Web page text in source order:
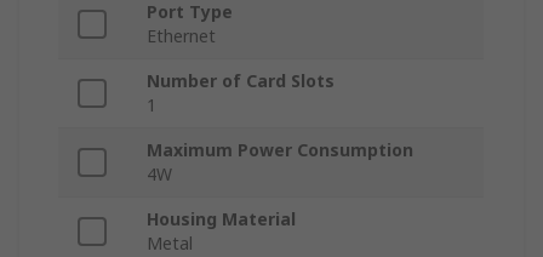
Port Type
Ethernet
Number of Card Slots
1
Maximum Power Consumption
4W
Housing Material
Metal